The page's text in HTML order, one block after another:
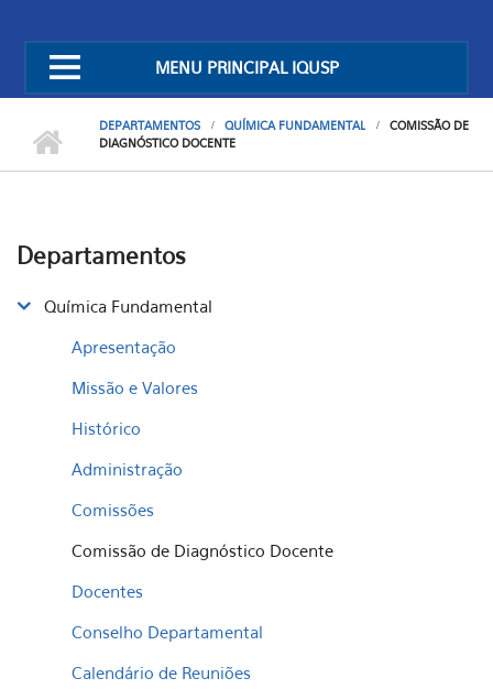
MENU PRINCIPAL IQUSP
DEPARTAMENTOS QUÍMICA FUNDAMENTAL
COMISSÃO DE
DIAGNÓSTICO DOCENTE
Departamentos
Química Fundamental
Apresentação
Missão e Valores
Histórico
Administração
Comissões
Comissão de Diagnóstico Docente
Docentes
Conselho Departamental
Calendário de Reuniões